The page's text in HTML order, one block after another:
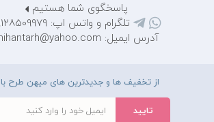
پاسخگوی شما هستیم
تلگرام و واتس اپ: 09128509979
آدرس ایمیل: mihantarh@yahoo.com
از تخفیف ها و جدیدترین های میهن طرح